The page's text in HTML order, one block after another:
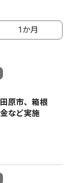
1か月
原市、箱根
など実施